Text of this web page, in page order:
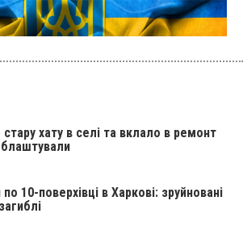
хату в селі та вклало в ремонт
10-поверхівці в Харкові: зруйновані